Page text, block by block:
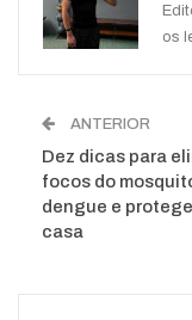
os
ANTERIOR
Dez dicas para
focos do
dengue e
casa